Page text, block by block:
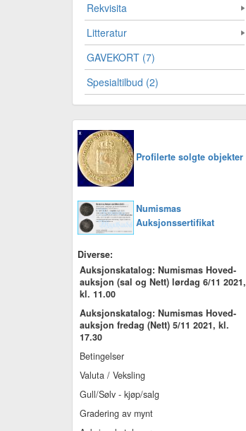
Rekvisita
Litteratur
GAVEKORT (7)
Spesialtilbud (2)
Profilerte solgte objekter
Numismas
Auksjonssertifikat
Diverse:
Auksjonskatalog: Numismas Hoved-
auksjon (sal og Nett) lørdag 6/11 2021,
kl. 11.00
Auksjonskatalog: Numismas Hoved-
auksjon fredag (Nett) 5/11 2021, kl.
17.30
Betingelser
Valuta / Veksling
Gull/Sølv - kjøp/salg
Gradering av mynt